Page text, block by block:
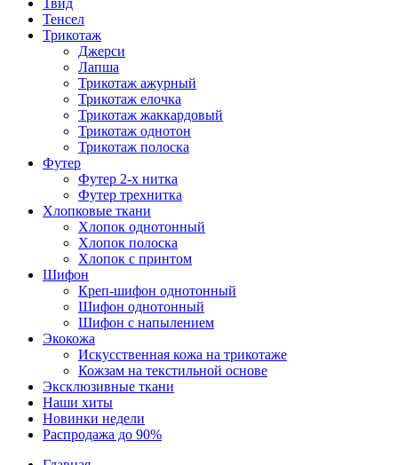
Тенсел
Трикотаж
Джерси
Лапша
Трикотаж ажурный
Трикотаж елочка
Трикотаж жаккардовый
Трикотаж однотон
Трикотаж полоска
Футер
Футер 2-х нитка
Футер трехнитка
Хлопковые ткани
Хлопок однотонный
Хлопок полоска
Хлопок с принтом
Шифон
Креп-шифон однотонный
Шифон однотонный
Шифон с напылением
Экокожа
Искусственная кожа на трикотаже
Кожзам на текстильной основе
Эксклюзивные ткани
Наши хиты
Новинки недели
Распродажа до 90%